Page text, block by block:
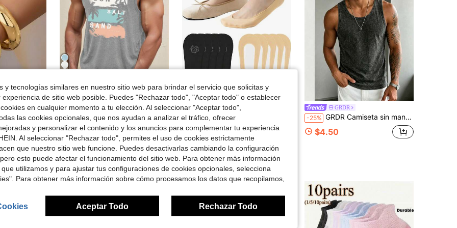
4.91 1.3K
de $0.51
Jewelry
asimétrico con textura gruesa en tono dorado
en Lujo vintage Brazaletes de mujer
en Lujo vintage Brazaletes de mujer
en Lujo vintage Brazaletes de mujer
Ahorro de $2.85
Sorvial
-33% Sorvial Camiseta de tirantes gris claro con estampado de árbol de palma y letras, de moda y casual, ideal para vacaciones, citas, fiestas, como pieza esencial, para parejas a juego, regalo para novio, verano
$5.84 300+ vendidos
-12% 5/10 pares de calcetines invisibles antideslizantes para mujer, calcetines de nailon adecuados para zapatos, mocasines, tacones altos y tacones
$1.50 500+ vendidos
GRDR
-25% GRDR Camiseta sin mangas de verano para hombre, estilo vintage minimalista, unicolor, lavada y desgastada, cuello redondo, hombros estrechos, moda casual de calle, versátil para el día a día
$4.50
y tecnologías similares en nuestro sitio web para brindar el servicio que solicitas y
de sitio web posible. Puedes "Rechazar todo", "Aceptar todo" o establecer
en cualquier momento a tu elección. Al seleccionar "Aceptar todo",
las cookies opcionales, que nos ayudan a analizar el tráfico, ofrecer
y personalizar el contenido y los anuncios para complementar tu experiencia
Al seleccionar "Rechazar todo", permites el uso de cookies estrictamente
que nuestro sitio web funcione. Puedes desactivarlas cambiando la configuración
esto puede afectar el funcionamiento del sitio web. Para obtener más información
utilizamos y para ajustar tus configuraciones de cookies opcionales, selecciona
Para obtener más información sobre cómo procesamos los datos que recopilamos,
Aceptar Todo Rechazar Todo